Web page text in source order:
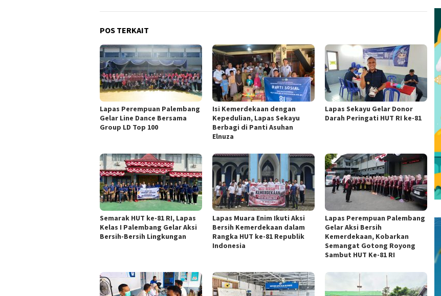
POS TERKAIT
Lapas Perempuan Palembang
Gelar Line Dance Bersama
Group LD Top 100
Isi Kemerdekaan dengan
Kepedulian, Lapas Sekayu
Berbagi di Panti Asuhan
Elnuza
Lapas Sekayu Gelar Donor
Darah Peringati HUT RI ke-81
Semarak HUT ke-81 RI, Lapas
Kelas I Palembang Gelar Aksi
Bersih-Bersih Lingkungan
Lapas Muara Enim Ikuti Aksi
Bersih Kemerdekaan dalam
Rangka HUT ke-81 Republik
Indonesia
Lapas Perempuan Palembang
Gelar Aksi Bersih
Kemerdekaan, Kobarkan
Semangat Gotong Royong
Sambut HUT Ke-81 RI